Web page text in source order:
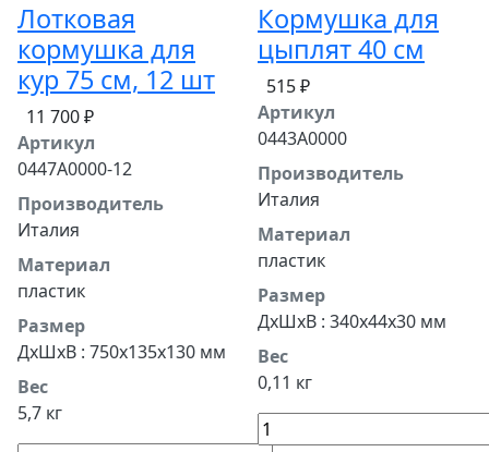
Лотковая
кормушка для
кур 75 см, 12 шт
11 700 ₽
Артикул
0447A0000-12
Производитель
Италия
Материал
пластик
Размер
ДхШхВ : 750x135x130 мм
Вес
5,7 кг
Кормушка для
цыплят 40 см
515 ₽
Артикул
0443A0000
Производитель
Италия
Материал
пластик
Размер
ДхШхВ : 340x44x30 мм
Вес
0,11 кг